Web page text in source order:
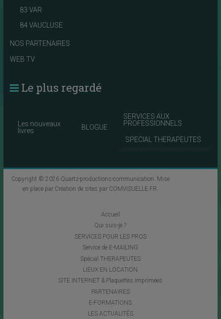
83 VAR
84 VAUCLUSE
NOS PARTENAIRES
WEB TV
Le plus regardé
Les nouveaux
livres
BLOGUE
SERVICES AUX
PROFESSIONNELS
SPECIAL THERAPEUTES
Copyright © 2026 Quartz-productions-communication. Mise
en place par Création de sites par COMVISUELLE.FR.
Accueil
Qui suis-je ?
SERVICES POUR LES PROS
Service de E-MAILING
Spécial THERAPEUTES
LIEUX EN LOCATION
SITE INTERNET & Plaquettes imprimées
PARTENAIRES
E-FORMATIONS
LES ACTUALITÉS